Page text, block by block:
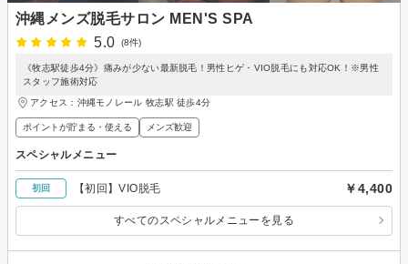
沖縄メンズ脱毛サロン MEN'S SPA
5.0
(8件)
《牧志駅徒歩4分》痛みが少ない最新脱毛！男性ヒゲ・VIO脱毛にも対応OK！※男性
スタッフ施術対応
アクセス：沖縄モノレール 牧志駅 徒歩4分
ポイントが貯まる・使える メンズ歓迎
スペシャルメニュー
初回 【初回】VIO脱毛 ￥4,400
すべてのスペシャルメニューを見る